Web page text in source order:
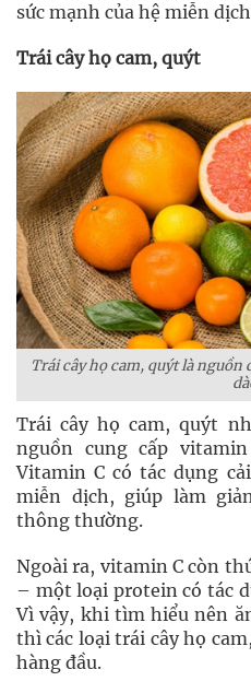
sức mạnh của hệ miễn
Trái cây họ cam, quýt
Trái cây họ cam, quýt là nguồn
Trái cây họ cam, quýt
nguồn cung cấp
Vitamin C có tác dụng
miễn dịch, giúp làm
thông thường.
Ngoài ra, vitamin C còn
– một loại protein có tác
Vì vậy, khi tìm hiểu nên
thì các loại trái cây họ
hàng đầu.